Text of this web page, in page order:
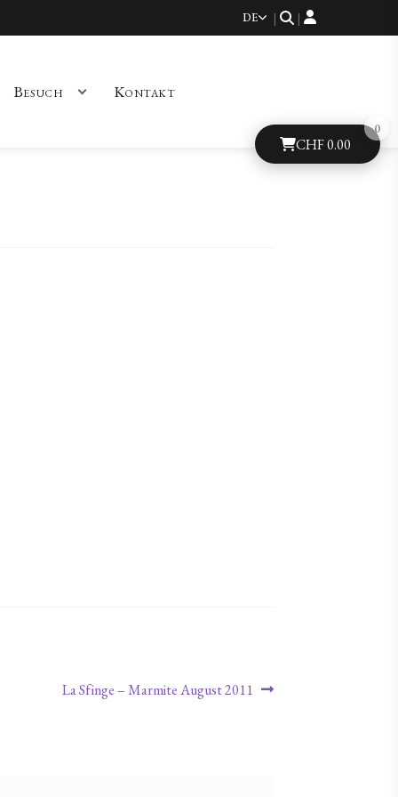
DE | |
Besuch Kontakt
CHF0.00
Nächster Beitrag:
La Sfinge – Marmite August 2011